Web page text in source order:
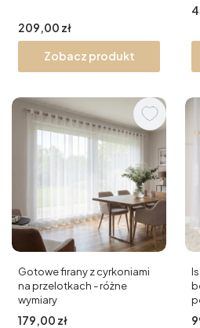
Cena
209,00 zł
Zobacz produkt
Gotowe firany z cyrkoniami
na przelotkach - różne
wymiary
Cena
179,00 zł